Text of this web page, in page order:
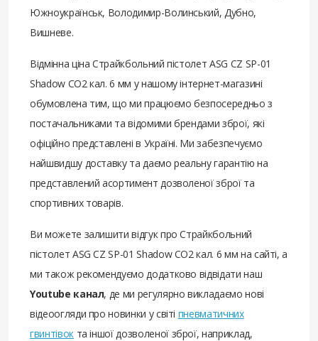
Южноукраїнськ, Володимир-Волинський, Дубно,
Вишневе.
Відмінна ціна Страйкбольний пістолет ASG CZ SP-01
Shadow СО2 кал. 6 мм у нашому інтернет-магазині
обумовлена ​​тим, що ми працюємо безпосередньо з
постачальниками та відомими брендами зброї, які
офіційно представлені в Україні. Ми забезпечуємо
найшвидшу доставку та даємо реальну гарантію на
представлений асортимент дозволеної зброї та
спортивних товарів.
Ви можете залишити відгук про Страйкбольний
пістолет ASG CZ SP-01 Shadow СО2 кал. 6 мм на сайті, а
ми також рекомендуємо додатково відвідати наш
Youtube канал, де ми регулярно викладаємо нові
відеоогляди про новинки у світі пневматичних
гвинтівокта іншої дозволеної зброї, наприклад,